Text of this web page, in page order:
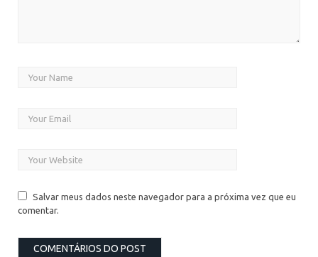
Salvar meus dados neste navegador para a próxima vez que eu
comentar.